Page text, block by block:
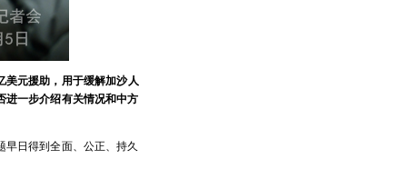
美元援助，用于缓解加沙人
进一步介绍有关情况和中方
日得到全面、公正、持久